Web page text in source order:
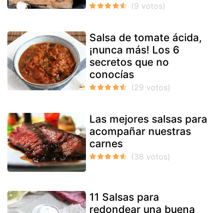
Salsa de tomate ácida,
¡nunca más! Los 6
secretos que no
conocías
Las mejores salsas para
acompañar nuestras
carnes
11 Salsas para
redondear una buena